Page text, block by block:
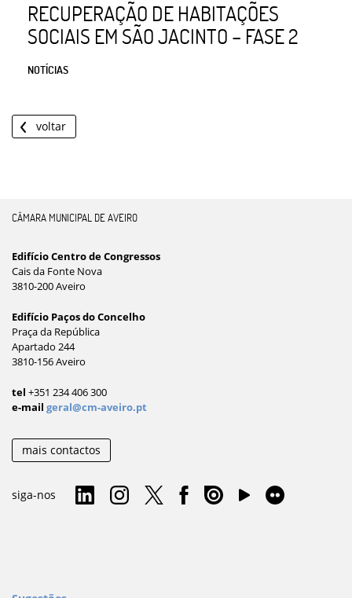
RECUPERAÇÃO DE HABITAÇÕES
SOCIAIS EM SÃO JACINTO – FASE 2
NOTÍCIAS
voltar
CÂMARA MUNICIPAL DE AVEIRO
Edifício Centro de Congressos
Cais da Fonte Nova
3810-200 Aveiro
Edifício Paços do Concelho
Praça da República
Apartado 244
3810-156 Aveiro
tel +351 234 406 300
e-mail geral@cm-aveiro.pt
mais contactos
siga-nos